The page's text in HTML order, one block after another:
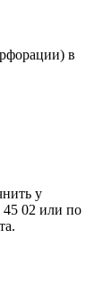
в
у
45 02 или по